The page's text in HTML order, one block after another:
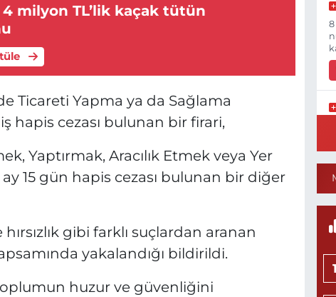
4 milyon TL’lik kaçak tütün
Ticareti Yapma ya da Sağlama
hapis cezası bulunan bir firari,
Yaptırmak, Aracılık Etmek veya Yer
15 gün hapis cezası bulunan bir diğer
hırsızlık gibi farklı suçlardan aranan
yakalandığı bildirildi.
huzur ve güvenliğini
8